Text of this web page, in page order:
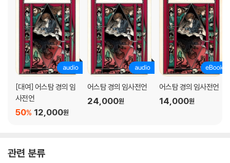
[대여] 어스탐 경의 임
사전언
12,000원
50%
어스탐 경의 임사전언
24,000원
어스탐 경의 임사전언
14,000원
관련 분류